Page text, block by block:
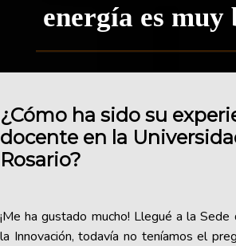
energía es muy
¿Cómo ha sido su
docente en la
Rosario?
¡Me ha gustado mucho! Llegué a la
la Innovación, todavía no teníamos el